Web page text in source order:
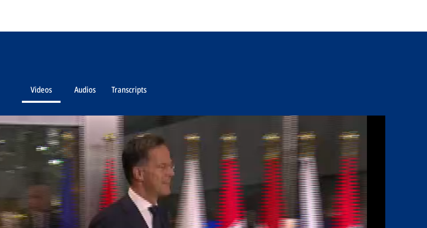
Videos Audios Transcripts